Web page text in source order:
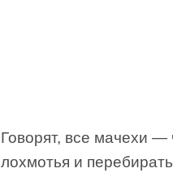
Говорят, все мачехи
лохмотья и